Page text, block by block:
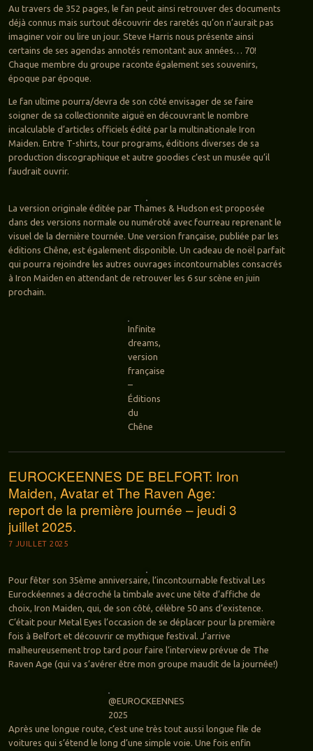
Au travers de 352 pages, le fan peut ainsi retrouver des documents
déjà connus mais surtout découvrir des raretés qu’on n’aurait pas
imaginer voir ou lire un jour. Steve Harris nous présente ainsi
certains de ses agendas annotés remontant aux années… 70!
Chaque membre du groupe raconte également ses souvenirs,
époque par époque.
Le fan ultime pourra/devra de son côté envisager de se faire
soigner de sa collectionnite aiguë en découvrant le nombre
incalculable d’articles officiels édité par la multinationale Iron
Maiden. Entre T-shirts, tour programs, éditions diverses de sa
production discographique et autre goodies c’est un musée qu’il
faudrait ouvrir.
La version originale éditée par Thames & Hudson est proposée
dans des versions normale ou numéroté avec fourreau reprenant le
visuel de la dernière tournée. Une version française, publiée par les
éditions Chêne, est également disponible. Un cadeau de noël parfait
qui pourra rejoindre les autres ouvrages incontournables consacrés
à Iron Maiden en attendant de retrouver les 6 sur scène en juin
prochain.
Infinite
dreams,
version
française
–
Éditions
du
Chêne
EUROCKEENNES DE BELFORT: Iron
Maiden, Avatar et The Raven Age:
report de la première journée – jeudi 3
juillet 2025.
7 JUILLET 2025
Pour fêter son 35ème anniversaire, l’incontournable festival Les
Eurockéennes a décroché la timbale avec une tête d’affiche de
choix, Iron Maiden, qui, de son côté, célèbre 50 ans d’existence.
C’était pour Metal Eyes l’occasion de se déplacer pour la première
fois à Belfort et découvrir ce mythique festival. J’arrive
malheureusement trop tard pour faire l’interview prévue de The
Raven Age (qui va s’avérer être mon groupe maudit de la journée!)
@EUROCKEENNES
2025
Après une longue route, c’est une très tout aussi longue file de
voitures qui s’étend le long d’une simple voie. Une fois enfin